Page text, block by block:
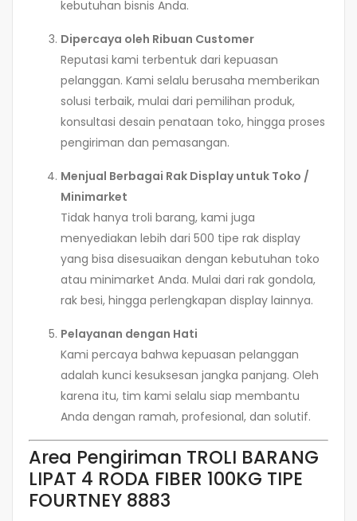
kebutuhan bisnis Anda.
Dipercaya oleh Ribuan Customer
Reputasi kami terbentuk dari kepuasan
pelanggan. Kami selalu berusaha memberikan
solusi terbaik, mulai dari pemilihan produk,
konsultasi desain penataan toko, hingga proses
pengiriman dan pemasangan.
Menjual Berbagai Rak Display untuk Toko /
Minimarket
Tidak hanya troli barang, kami juga
menyediakan lebih dari 500 tipe rak display
yang bisa disesuaikan dengan kebutuhan toko
atau minimarket Anda. Mulai dari rak gondola,
rak besi, hingga perlengkapan display lainnya.
Pelayanan dengan Hati
Kami percaya bahwa kepuasan pelanggan
adalah kunci kesuksesan jangka panjang. Oleh
karena itu, tim kami selalu siap membantu
Anda dengan ramah, profesional, dan solutif.
Area Pengiriman TROLI BARANG
LIPAT 4 RODA FIBER 100KG TIPE
FOURTNEY 8883